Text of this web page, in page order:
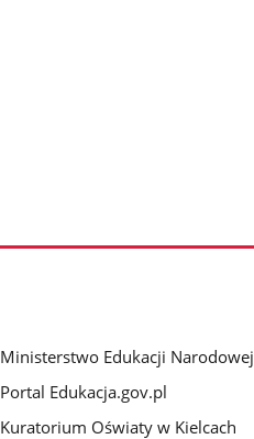
Ministerstwo Edukacji Narodowej
Portal Edukacja.gov.pl
Kuratorium Oświaty w Kielcach